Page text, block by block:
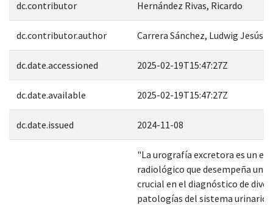
dc.contributor Hernández Rivas, Ricardo
dc.contributor.author Carrera Sánchez, Ludwig Jesús
dc.date.accessioned 2025-02-19T15:47:27Z
dc.date.available 2025-02-19T15:47:27Z
dc.date.issued 2024-11-08
"La urografía excretora es un
radiológico que desempeña un
crucial en el diagnóstico de
patologías del sistema urinario